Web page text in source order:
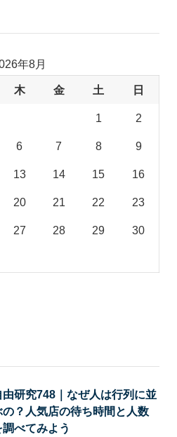
年8月
木 金 土 日
1 2
6 7 8 9
13 14 15 16
20 21 22 23
27 28 29 30
由研究748｜なぜ人は行列に並
の？人気店の待ち時間と人数
調べてみよう